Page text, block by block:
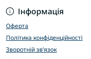
Інформація
Оферта
Політика конфіденційності
Зворотній зв’язок